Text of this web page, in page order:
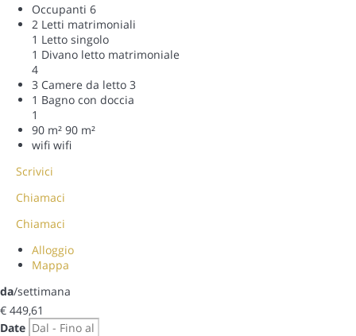
Occupanti 6
2 Letti matrimoniali
1 Letto singolo
1 Divano letto matrimoniale
4
3 Camere da letto 3
1 Bagno con doccia
1
90 m² 90 m²
wifi wifi
Scrivici
Chiamaci
Chiamaci
Alloggio
Mappa
da/settimana
€ 449,61
Date